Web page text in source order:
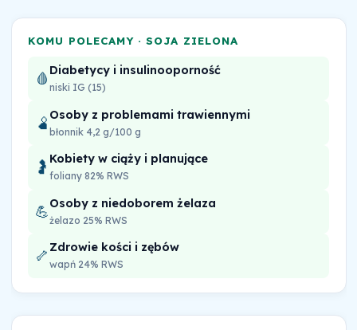
KOMU POLECAMY · SOJA ZIELONA
🩸 Diabetycy i insulinooporność
niski IG (15)
🫄Osoby z problemami trawiennymi
błonnik 4,2 g/100 g
🤰 Kobiety w ciąży i planujące
foliany 82% RWS
💪Osoby z niedoborem żelaza
żelazo 25% RWS
🦴 Zdrowie kości i zębów
wapń 24% RWS